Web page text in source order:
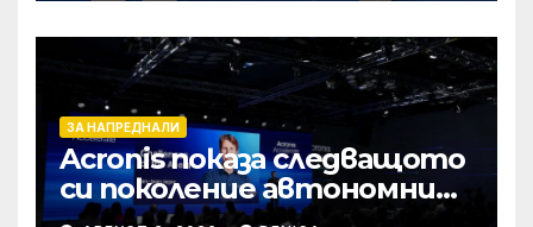
ЗА НАПРЕДНАЛИ
Acronis показа следващото
си поколение автономни
услуги